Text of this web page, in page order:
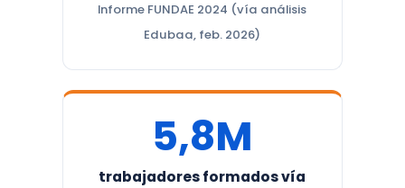
Informe FUNDAE 2024 (vía análisis
Edubaa, feb. 2026)
5,8M
trabajadores formados vía